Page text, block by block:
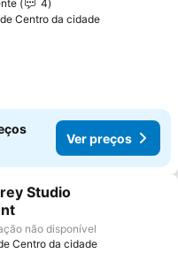
4
Centro da cidade
Ver preços
aos favoritos
Studio
não disponível
Centro da cidade